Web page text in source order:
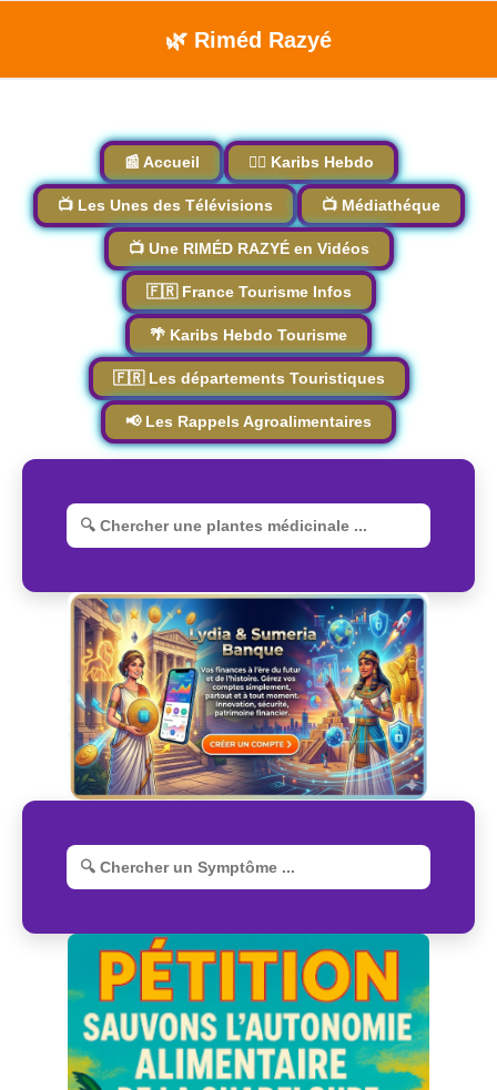
🌿 Riméd Razyé
📰 Accueil 🏴‍☠️ Karibs Hebdo
📺 Les Unes des Télévisions 📺 Médiathéque
📺 Une RIMÉD RAZYÉ en Vidéos
🇫🇷 France Tourisme Infos
🌴 Karibs Hebdo Tourisme
🇫🇷 Les départements Touristiques
📢 Les Rappels Agroalimentaires